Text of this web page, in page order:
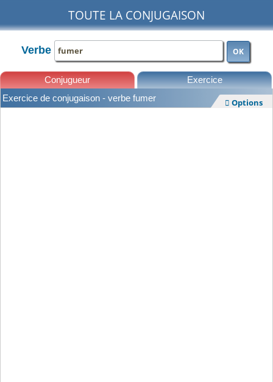
TOUTE LA CONJUGAISON
Verbe OK
Conjugueur Exercice
Exercice de conjugaison - verbe fumer  Options